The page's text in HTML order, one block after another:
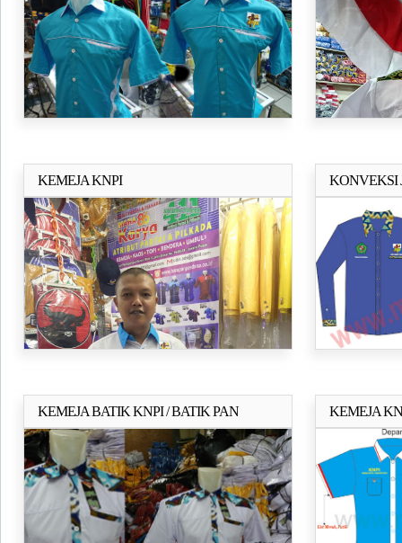
KEMEJA KNPI
KONVEKSI
DAN ACEH
KEMEJA BATIK KNPI / BATIK PAN
Selengkapnya.. KEMEJA